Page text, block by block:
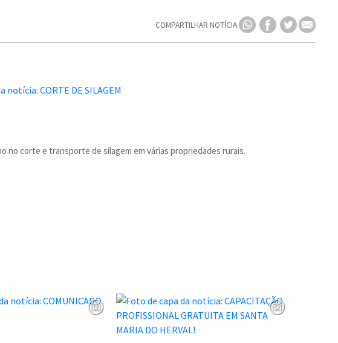
COMPARTILHAR NOTÍCIA
no corte e transporte de silagem em várias propriedades rurais.